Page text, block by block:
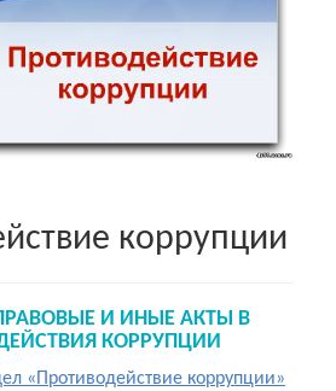
коррупции
И ИНЫЕ АКТЫ В
КОРРУПЦИИ
«Противодействие коррупции»